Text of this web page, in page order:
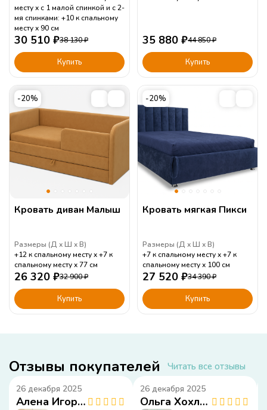
месту
с 1 малой спинкой и с 2-
мя спинками: +10 к спальному
месту
90 см
30 510 ₽38 130₽
Купить
35 880 ₽44 850₽
Купить
-20%
Кровать диван Малыш
Размеры (Д Ш В)
+12 к спальному месту
+7 к
спальному месту
77 см
26 320 ₽32 900₽
Купить
-20%
Кровать мягкая Пикси
Размеры (Д Ш В)
+7 к спальному месту
+7 к
спальному месту
100 см
27 520 ₽34 390₽
Купить
Отзывы покупателей Читать все отзывы
26 декабря 2025
Алена Игоревна
26 декабря 2025
Ольга Хохлова